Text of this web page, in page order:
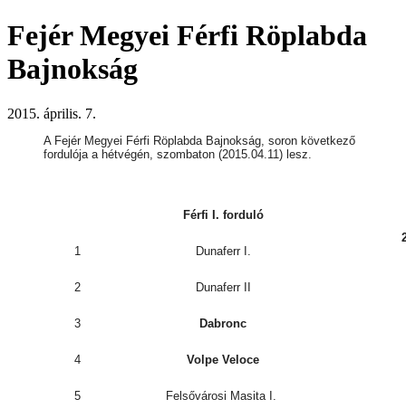
Fejér Megyei Férfi Röplabda
Bajnokság
2015. április. 7.
A Fejér Megyei Férfi Röplabda Bajnokság, soron következő
fordulója a hétvégén, szombaton (2015.04.11) lesz.
Férfi I. forduló
1
Dunaferr I.
2 Dunaferr II
3 Dabronc
4 Volpe Veloce
5 Felsővárosi Masita I.